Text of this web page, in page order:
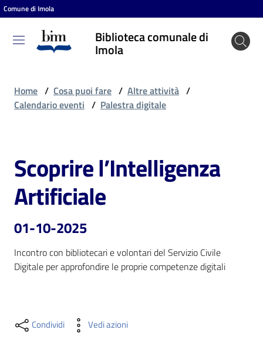
Vai al contenuto
Vai alla navigazione
Vai al footer
Comune di Imola
Biblioteca comunale di
Imola
Biblioteca
comunale
Cosa
puoi
fare
Scopri
i
Risorse
Home / Cosa puoi fare / Altre attività /
Calendario eventi / Palestra digitale
Salta al contenuto
Scoprire l’Intelligenza
Artificiale
01-10-2025
Incontro con bibliotecari e volontari del Servizio Civile
Digitale per approfondire le proprie competenze digitali
Condividi Vedi azioni